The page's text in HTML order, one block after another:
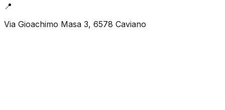
📍
Via Gioachimo Masa 3, 6578 Caviano